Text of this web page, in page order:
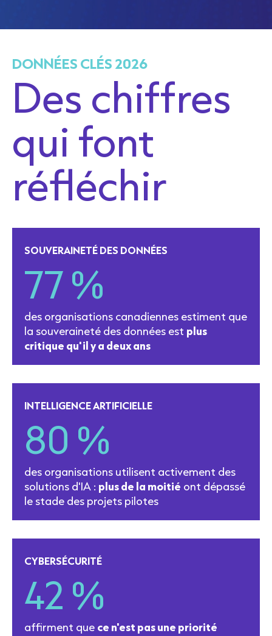
DONNÉES CLÉS 2026
Des chiffres
qui font
réfléchir
SOUVERAINETÉ DES DONNÉES
77 %
des organisations canadiennes estiment que
la souveraineté des données est plus
critique qu'il y a deux ans
INTELLIGENCE ARTIFICIELLE
80 %
des organisations utilisent activement des
solutions d'IA : plus de la moitié ont dépassé
le stade des projets pilotes
CYBERSÉCURITÉ
42 %
affirment que ce n'est pas une priorité